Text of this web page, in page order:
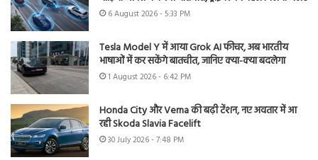
6 August 2026 - 5:33 PM
Tesla Model Y में आया Grok AI फीचर, अब भारतीय
भाषाओं में कर सकेंगे बातचीत, जानिए क्या-क्या बदलेगा
1 August 2026 - 6:42 PM
Honda City और Verna की बढ़ी टेंशन, नए अवतार में आ
रही Skoda Slavia Facelift
30 July 2026 - 7:48 PM